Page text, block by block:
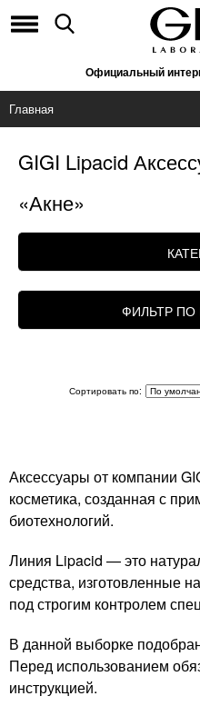
Официальный
Главная
ФИЛЬТР ПО
GIGI Lipacid
«Акне»
Сортировать по:
Аксессуары от компании
косметика, созданная с
биотехнологий.
Линия Lipacid — это
средства, изготовленные
под строгим контролем
В данной выборке
Перед использованием
инструкцией.